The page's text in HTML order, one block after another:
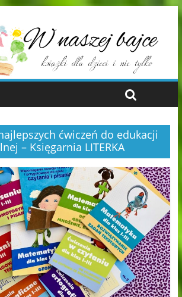
ćwiczeń do edukacji
– Księgarnia LITERKA